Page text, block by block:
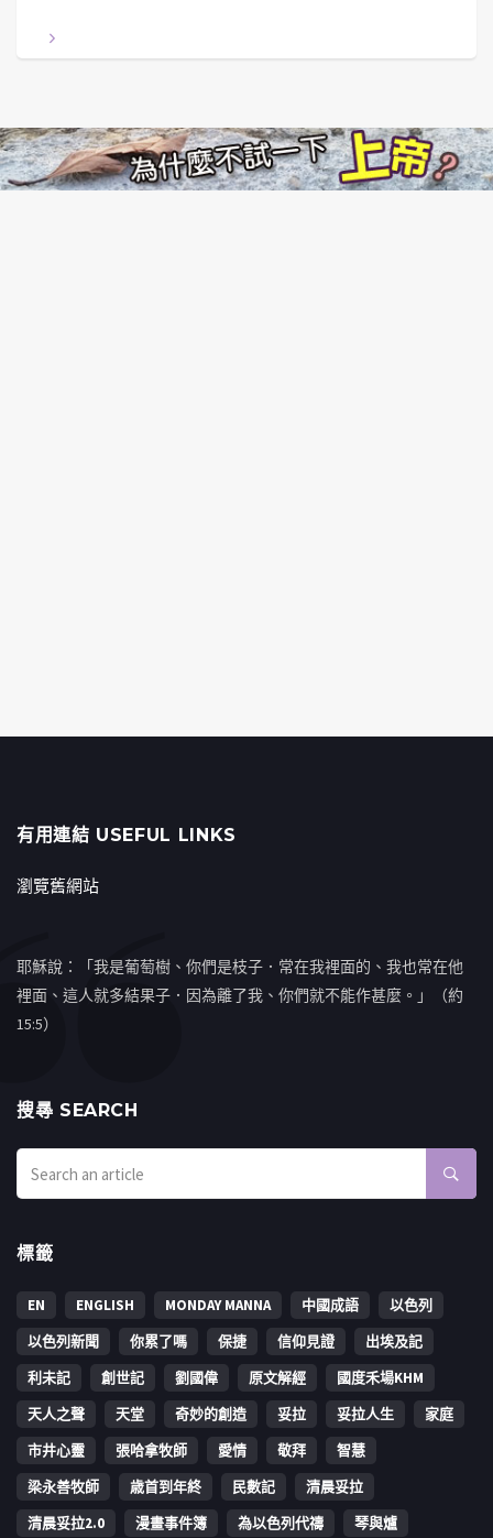
有用連結 USEFUL LINKS
瀏覽舊網站
耶穌說：「我是葡萄樹、你們是枝子．常在我裡面的、我也常在他
裡面、這人就多結果子．因為離了我、你們就不能作甚麼。」（約
15:5）
搜㝷 SEARCH
標籤
EN ENGLISH MONDAY MANNA 中國成語
以色列
以色列新聞
你累了嗎 保捷 信仰見證
出埃及記
利未記
創世記 劉國偉 原文解經
國度禾場KHM
天人之聲
天堂 奇妙的創造 妥拉 妥拉人生
家庭
市井心靈
張哈拿牧師 愛情 敬拜
智慧
梁永善牧師
歳首到年終 民數記
清晨妥拉
清晨妥拉2.0
漫畫事件簿 為以色列代禱 琴與爐